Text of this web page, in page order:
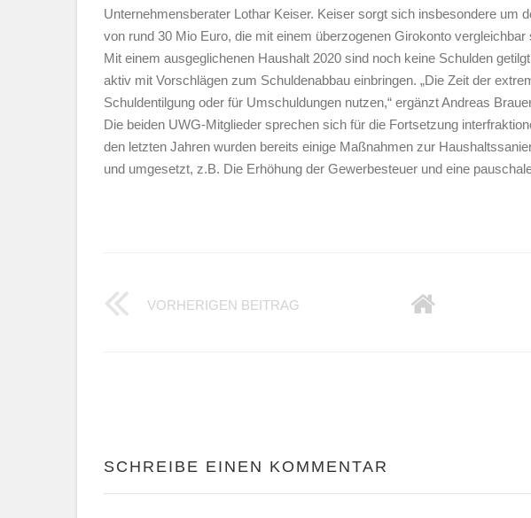
Unternehmensberater Lothar Keiser. Keiser sorgt sich insbesondere um
von rund 30 Mio Euro, die mit einem überzogenen Girokonto vergleichbar
Mit einem ausgeglichenen Haushalt 2020 sind noch keine Schulden
aktiv mit Vorschlägen zum Schuldenabbau einbringen. „Die Zeit der
Schuldentilgung oder für Umschuldungen nutzen,“ ergänzt Andreas
Die beiden UWG-Mitglieder sprechen sich für die Fortsetzung
den letzten Jahren wurden bereits einige Maßnahmen zur
und umgesetzt, z.B. Die Erhöhung der Gewerbesteuer und eine
VORHERIGEN BEITRAG STADTPLANUNG IN MEERBUSCH
SCHREIBE EINEN KOMMENTAR